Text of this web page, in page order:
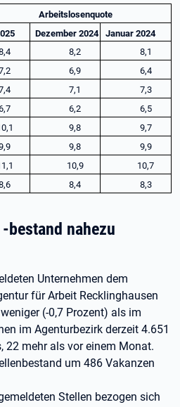
Arbeitslosenquote
Dezember 2024
Januar 2024
8,2
8,1
6,9
6,4
7,1
7,3
6,2
6,5
9,8
9,7
9,8
9,9
10,9
10,7
8,4 8,3
bestand nahezu
Unternehmen dem
für Arbeit Recklinghausen
(-0,7 Prozent) als im
im Agenturbezirk derzeit 4.651
22 mehr als vor einem Monat.
um 486 Vakanzen
Stellen bezogen sich